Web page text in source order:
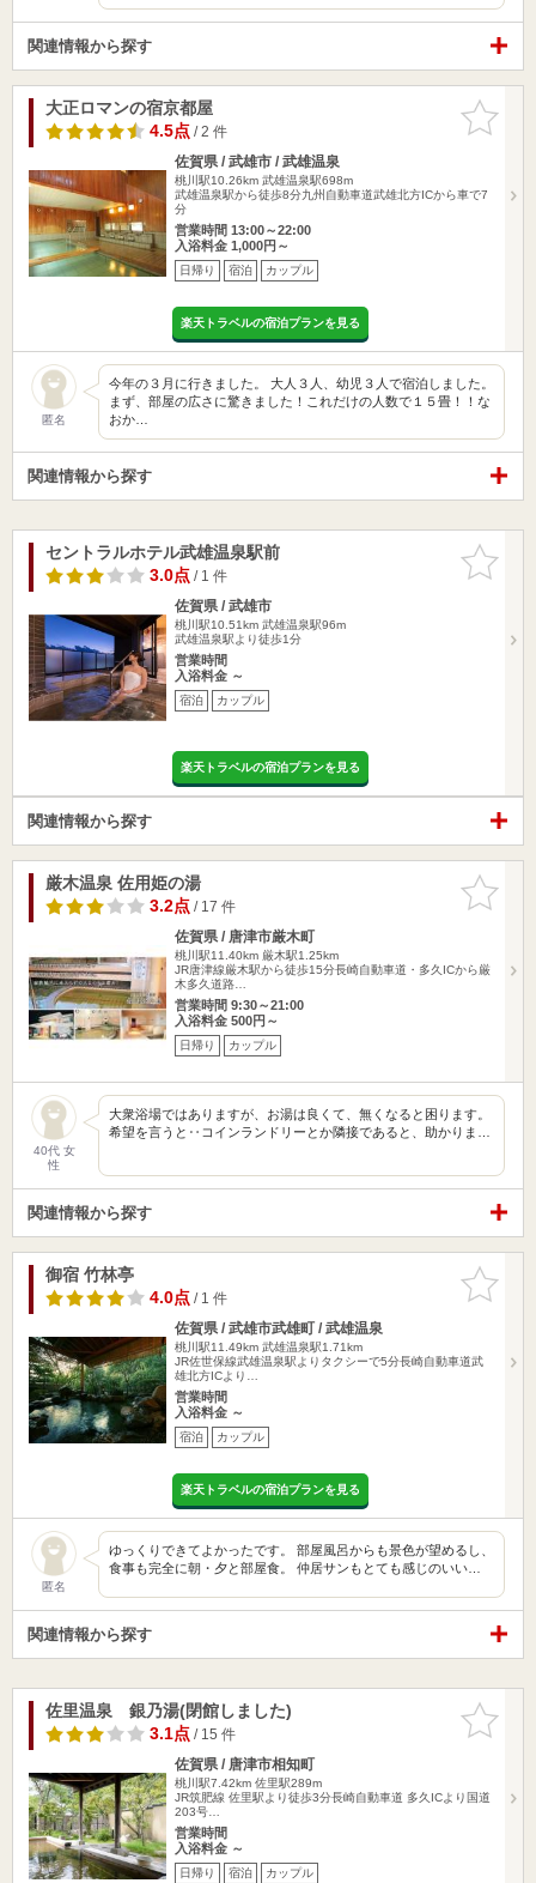
関連情報から探す
お気に入
りに追加
大正ロマンの宿京都屋
4.5点/ 2 件
佐賀県 / 武雄市 / 武雄温泉
桃川駅10.26km 武雄温泉駅698m
武雄温泉駅から徒歩8分九州自動車道武雄北方ICから車で7
分
営業時間 13:00～22:00
入浴料金 1,000円～
日帰り 宿泊 カップル
楽天トラベルの宿泊プランを見る
匿名
今年の３月に行きました。 大人３人、幼児３人で宿泊しました。
まず、部屋の広さに驚きました！これだけの人数で１５畳！！な
おか…
関連情報から探す
お気に入
りに追加
セントラルホテル武雄温泉駅前
3.0点/ 1 件
佐賀県 / 武雄市
桃川駅10.51km 武雄温泉駅96m
武雄温泉駅より徒歩1分
営業時間
入浴料金 ～
宿泊 カップル
楽天トラベルの宿泊プランを見る
関連情報から探す
お気に入
りに追加
厳木温泉 佐用姫の湯
3.2点/ 17 件
佐賀県 / 唐津市厳木町
桃川駅11.40km 厳木駅1.25km
JR唐津線厳木駅から徒歩15分長崎自動車道・多久ICから厳
木多久道路…
営業時間 9:30～21:00
入浴料金 500円～
日帰り カップル
40代 女
性
大衆浴場ではありますが、お湯は良くて、無くなると困ります。
希望を言うと‥コインランドリーとか隣接であると、助かりま…
関連情報から探す
お気に入
りに追加
御宿 竹林亭
4.0点/ 1 件
佐賀県 / 武雄市武雄町 / 武雄温泉
桃川駅11.49km 武雄温泉駅1.71km
JR佐世保線武雄温泉駅よりタクシーで5分長崎自動車道武
雄北方ICより…
営業時間
入浴料金 ～
宿泊 カップル
楽天トラベルの宿泊プランを見る
匿名
ゆっくりできてよかったです。 部屋風呂からも景色が望めるし、
食事も完全に朝・夕と部屋食。 仲居サンもとても感じのいい…
関連情報から探す
お気に入
りに追加
佐里温泉 銀乃湯(閉館しました)
3.1点/ 15 件
佐賀県 / 唐津市相知町
桃川駅7.42km 佐里駅289m
JR筑肥線 佐里駅より徒歩3分長崎自動車道 多久ICより国道
203号…
営業時間
入浴料金 ～
日帰り 宿泊 カップル